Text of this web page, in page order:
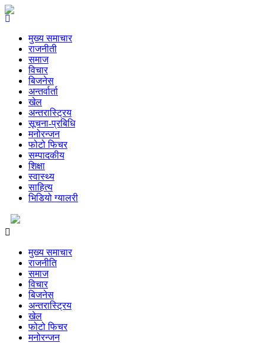
मुख्य समाचार
राजनीती
समाज
विचार
बिजनेस
अन्तर्वार्ता
खेल
अन्तरास्ट्रिय
सूचना-प्रबिधि
मनोरन्जन
फोटो फिचर
सम्पादकीय
शिक्षा
स्वास्थ्य
साहित्य
भिडियो ग्यालरी
मुख्य समाचार
राजनीति
समाज
विचार
बिजनेस
अन्तरास्ट्रिय
खेल
फोटो फिचर
मनोरन्जन